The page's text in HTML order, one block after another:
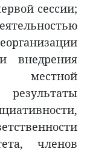
сессии;
внедрения
местной
результаты
членов